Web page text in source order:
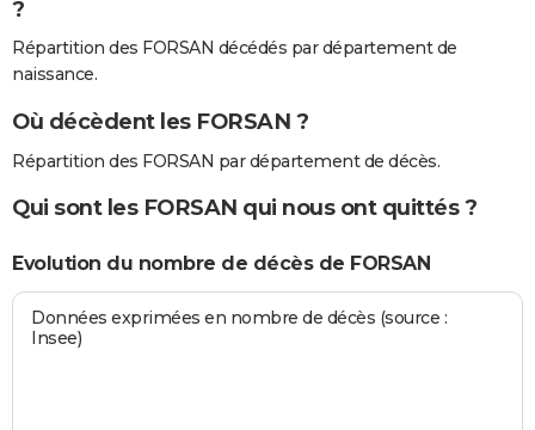
?
Répartition des FORSAN décédés par département de
naissance.
Où décèdent les FORSAN ?
Répartition des FORSAN par département de décès.
Qui sont les FORSAN qui nous ont quittés ?
Evolution du nombre de décès de FORSAN
Données exprimées en nombre de décès (source :
Insee)